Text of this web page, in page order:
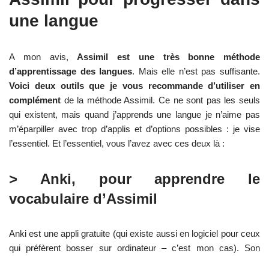
une langue
A mon avis,Assimil est une très bonne méthode
d’apprentissage des langues. Mais elle n’est pas suffisante.
Voici deux outils que je vous recommande d’utiliser en
complément de la méthode Assimil. Ce ne sont pas les seuls
qui existent, mais quand j’apprends une langue je n’aime pas
m’éparpiller avec trop d’applis et d’options possibles : je vise
l’essentiel. Et l’essentiel, vous l’avez avec ces deux là :
> Anki, pour apprendre le
vocabulaire d’Assimil
Anki est une appli gratuite (qui existe aussi en logiciel pour ceux
qui préfèrent bosser sur ordinateur – c’est mon cas). Son